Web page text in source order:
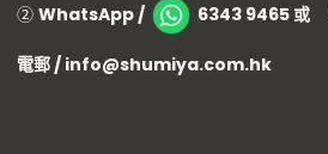
② WhatsApp / 6343 9465 或
電郵 / info@shumiya.com.hk